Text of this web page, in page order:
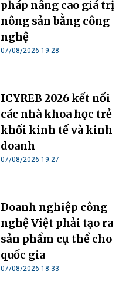
pháp nâng cao giá trị
nông sản bằng công
nghệ
07/08/2026 19:28
ICYREB 2026 kết nối
các nhà khoa học trẻ
khối kinh tế và kinh
doanh
07/08/2026 19:27
Doanh nghiệp công
nghệ Việt phải tạo ra
sản phẩm cụ thể cho
quốc gia
07/08/2026 18:33